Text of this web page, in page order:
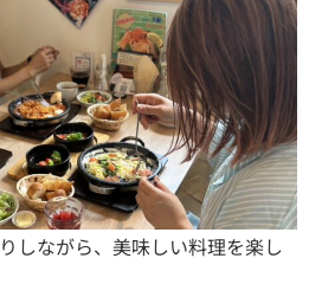
しながら、美味しい料理を楽し